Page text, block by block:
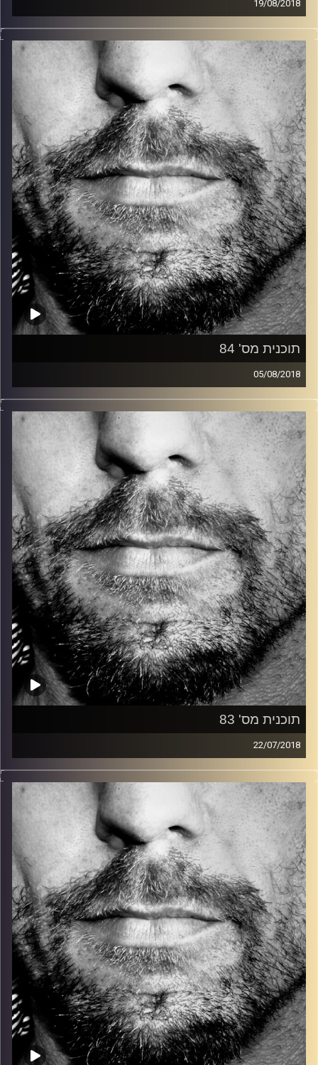
19/08/2018
זיפים, מוזיקה מחוספסת של הופעות חיות. הרבה ג'אם, רוק,
בלוז, bluegrass, ג'אז, Fאנק, פרוגרסיב ואפילו אלקטרוניקה.
כל מה שחי, אמיתי ונושם.
עם שמוליק רגב.
קרדיט תמונות: David Goehring
תוכנית מס' 84
05/08/2018
זיפים, מוזיקה מחוספסת של הופעות חיות. הרבה ג'אם, רוק,
בלוז, bluegrass, ג'אז, Fאנק, פרוגרסיב ואפילו אלקטרוניקה.
כל מה שחי, אמיתי ונושם.
עם שמוליק רגב.
קרדיט תמונות: David Goehring
תוכנית מס' 83
22/07/2018
זיפים, מוזיקה מחוספסת של הופעות חיות. הרבה ג'אם, רוק,
בלוז, bluegrass, ג'אז, Fאנק, פרוגרסיב ואפילו אלקטרוניקה.
כל מה שחי, אמיתי ונושם.
עם שמוליק רגב.
קרדיט תמונות: David Goehring